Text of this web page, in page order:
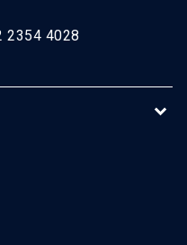
2354 4028